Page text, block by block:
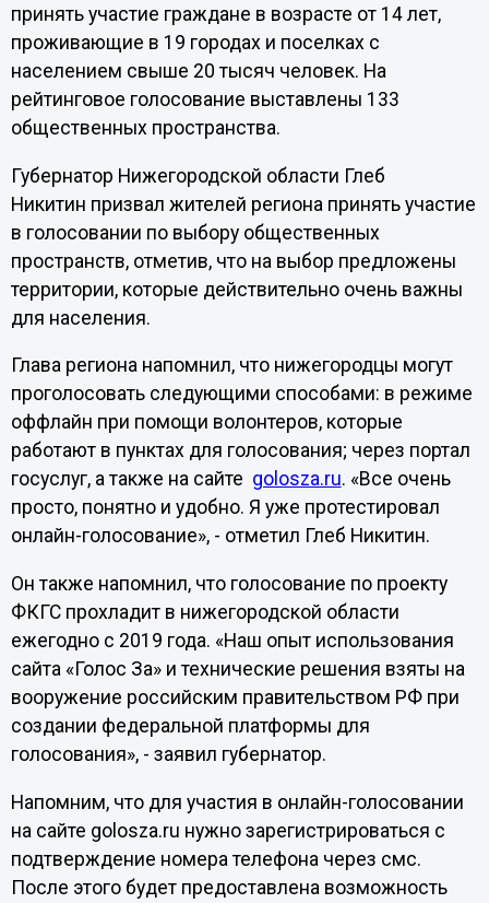
принять участие граждане в возрасте от 14 лет,
проживающие в 19 городах и поселках с
населением свыше 20 тысяч человек. На
рейтинговое голосование выставлены 133
общественных пространства.
Губернатор Нижегородской области Глеб
Никитин призвал жителей региона принять участие
в голосовании по выбору общественных
пространств, отметив, что на выбор предложены
территории, которые действительно очень важны
для населения.
Глава региона напомнил, что нижегородцы могут
проголосовать следующими способами: в режиме
оффлайн при помощи волонтеров, которые
работают в пунктах для голосования; через портал
госуслуг, а также на сайте golosza.ru. «Все очень
просто, понятно и удобно. Я уже протестировал
онлайн-голосование», - отметил Глеб Никитин.
Он также напомнил, что голосование по проекту
ФКГС прохладит в нижегородской области
ежегодно с 2019 года. «Наш опыт использования
сайта «Голос За» и технические решения взяты на
вооружение российским правительством РФ при
создании федеральной платформы для
голосования», - заявил губернатор.
Напомним, что для участия в онлайн-голосовании
на сайте golosza.ru нужно зарегистрироваться с
подтверждение номера телефона через смс.
После этого будет предоставлена возможность